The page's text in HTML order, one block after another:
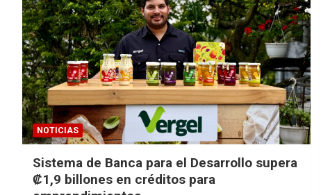
NOTICIAS
Sistema de Banca para el Desarrollo supera
₡1,9 billones en créditos para